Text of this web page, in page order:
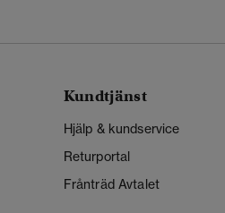
Kundtjänst
Hjälp & kundservice
Returportal
Frånträd Avtalet